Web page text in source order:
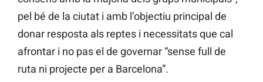
pel bé de la ciutat i amb l’objectiu principal de
donar resposta als reptes i necessitats que cal
afrontar i no pas el de governar “sense full de
ruta ni projecte per a Barcelona”.